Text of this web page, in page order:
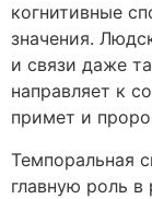
когнитивные
значения.
и связи даже
направляет к
примет и
Темпоральная
главную роль